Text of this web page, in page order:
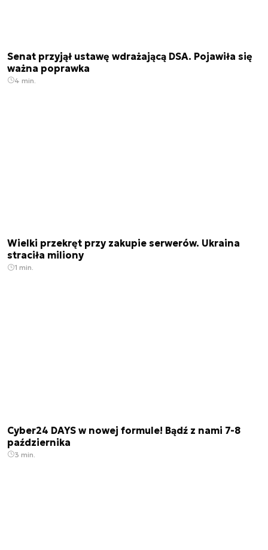
Senat przyjął ustawę wdrażającą DSA. Pojawiła się
ważna poprawka
4 min.
Wielki przekręt przy zakupie serwerów. Ukraina
straciła miliony
1 min.
Cyber24 DAYS w nowej formule! Bądź z nami 7-8
października
3 min.